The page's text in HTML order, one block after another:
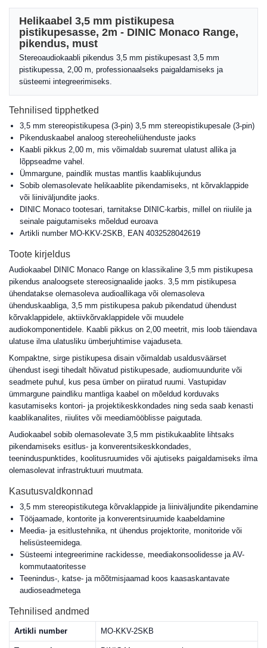
Helikaabel 3,5 mm pistikupesa
pistikupesasse, 2m - DINIC Monaco Range,
pikendus, must
Stereoaudiokaabli pikendus 3,5 mm pistikupesast 3,5 mm
pistikupessa, 2,00 m, professionaalseks paigaldamiseks ja
süsteemi integreerimiseks.
Tehnilised tipphetked
3,5 mm stereopistikupesa (3-pin) 3,5 mm stereopistikupesale (3-pin)
Pikenduskaabel analoog stereoheliühenduste jaoks
Kaabli pikkus 2,00 m, mis võimaldab suuremat ulatust allika ja
lõppseadme vahel.
Ümmargune, paindlik mustas mantlis kaablikujundus
Sobib olemasolevate helikaablite pikendamiseks, nt kõrvaklappide
või liiniväljundite jaoks.
DINIC Monaco tootesari, tarnitakse DINIC-karbis, millel on riiulile ja
seinale paigutamiseks mõeldud euroava
Artikli number MO-KKV-2SKB, EAN 4032528042619
Toote kirjeldus
Audiokaabel DINIC Monaco Range on klassikaline 3,5 mm pistikupesa
pikendus analoogsete stereosignaalide jaoks. 3,5 mm pistikupesa
ühendatakse olemasoleva audioallikaga või olemasoleva
ühenduskaabliga, 3,5 mm pistikupesa pakub pikendatud ühendust
kõrvaklappidele, aktiivkõrvaklappidele või muudele
audiokomponentidele. Kaabli pikkus on 2,00 meetrit, mis loob täiendava
ulatuse ilma ulatusliku ümberjuhtimise vajaduseta.
Kompaktne, sirge pistikupesa disain võimaldab usaldusväärset
ühendust isegi tihedalt hõivatud pistikupesade, audiomuundurite või
seadmete puhul, kus pesa ümber on piiratud ruumi. Vastupidav
ümmargune paindliku mantliga kaabel on mõeldud korduvaks
kasutamiseks kontori- ja projektikeskkondades ning seda saab kenasti
kaablikanalites, riiulites või meediamööblisse paigutada.
Audiokaabel sobib olemasolevate 3,5 mm pistikukaablite lihtsaks
pikendamiseks esitlus- ja konverentsikeskkondades,
teeninduspunktides, koolitusruumides või ajutiseks paigaldamiseks ilma
olemasolevat infrastruktuuri muutmata.
Kasutusvaldkonnad
3,5 mm stereopistikutega kõrvaklappide ja liiniväljundite pikendamine
Tööjaamade, kontorite ja konverentsiruumide kaabeldamine
Meedia- ja esitlustehnika, nt ühendus projektorite, monitoride või
helisüsteemidega.
Süsteemi integreerimine rackidesse, meediakonsoolidesse ja AV-
kommutaatoritesse
Teenindus-, katse- ja mõõtmisjaamad koos kaasaskantavate
audioseadmetega
Tehnilised andmed
Artikli number MO-KKV-2SKB